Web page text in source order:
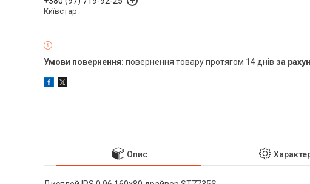
Київстар
повернення товару протягом 14 днів за
Опис